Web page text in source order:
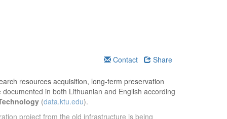
Contact Share
resources acquisition, long-term preservation
in both Lithuanian and English according
(data.ktu.edu).
project from the old infrastructure is being